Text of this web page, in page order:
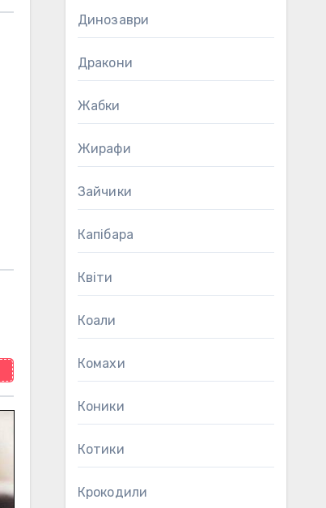
Динозаври
Дракони
Жабки
Жирафи
Зайчики
Капібара
Квіти
Коали
Комахи
Коники
Котики
Крокодили